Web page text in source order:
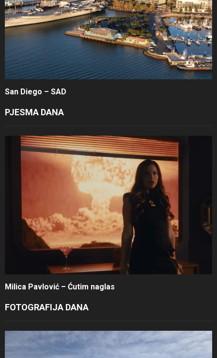
San Diego – SAD
PJESMA DANA
Milica Pavlović – Ćutim naglas
FOTOGRAFIJA DANA